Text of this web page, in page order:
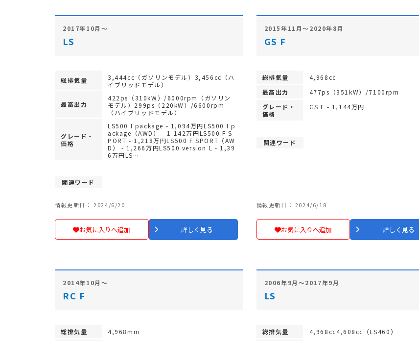
2017年10月～
LS
総排気量
3,444cc（ガソリンモデル）3,456cc（ハ
イブリッドモデル）
最高出力
422ps（310kW）/6000rpm（ガソリン
モデル）299ps（220kW）/6600rpm
（ハイブリッドモデル）
グレード・
価格
LS500 I package - 1,094万円LS500 I p
ackage（AWD） - 1.142万円LS500 F S
PORT - 1,218万円LS500 F SPORT（AW
D） - 1,266万円LS500 version L - 1,39
6万円LS…
情報更新日： 2024/6/20
お気に入りへ追加 詳しく見る
関連ワード
2015年11月～2020年8月
GS F
総排気量
4,968cc
最高出力
477ps（351kW）/7100rpm
グレード・
価格
GS F - 1,144万円
情報更新日： 2024/6/18
お気に入りへ追加 詳しく見る
関連ワード
2014年10月～
RC F
総排気量
4,968mm
2006年9月～2017年9月
LS
総排気量 4,968cc4,608cc（LS460）